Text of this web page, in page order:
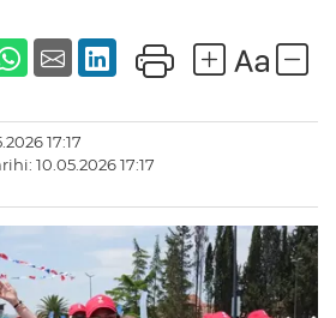
17:17
10.05.2026 17:17